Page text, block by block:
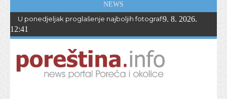
NEWS
U ponedjeljak proglašenje najboljih fotografija – PhotoCity2026
9. 8. 2026.
12:41